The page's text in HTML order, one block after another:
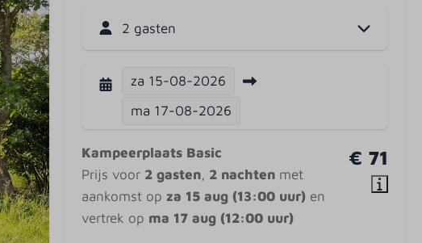
2 gasten
za 15-08-2026
ma 17-08-2026
€ 71
Kampeerplaats Basic
Prijs voor 2 gasten, 2 nachten met
aankomst op za 15 aug (13:00 uur) en
vertrek op ma 17 aug (12:00 uur)